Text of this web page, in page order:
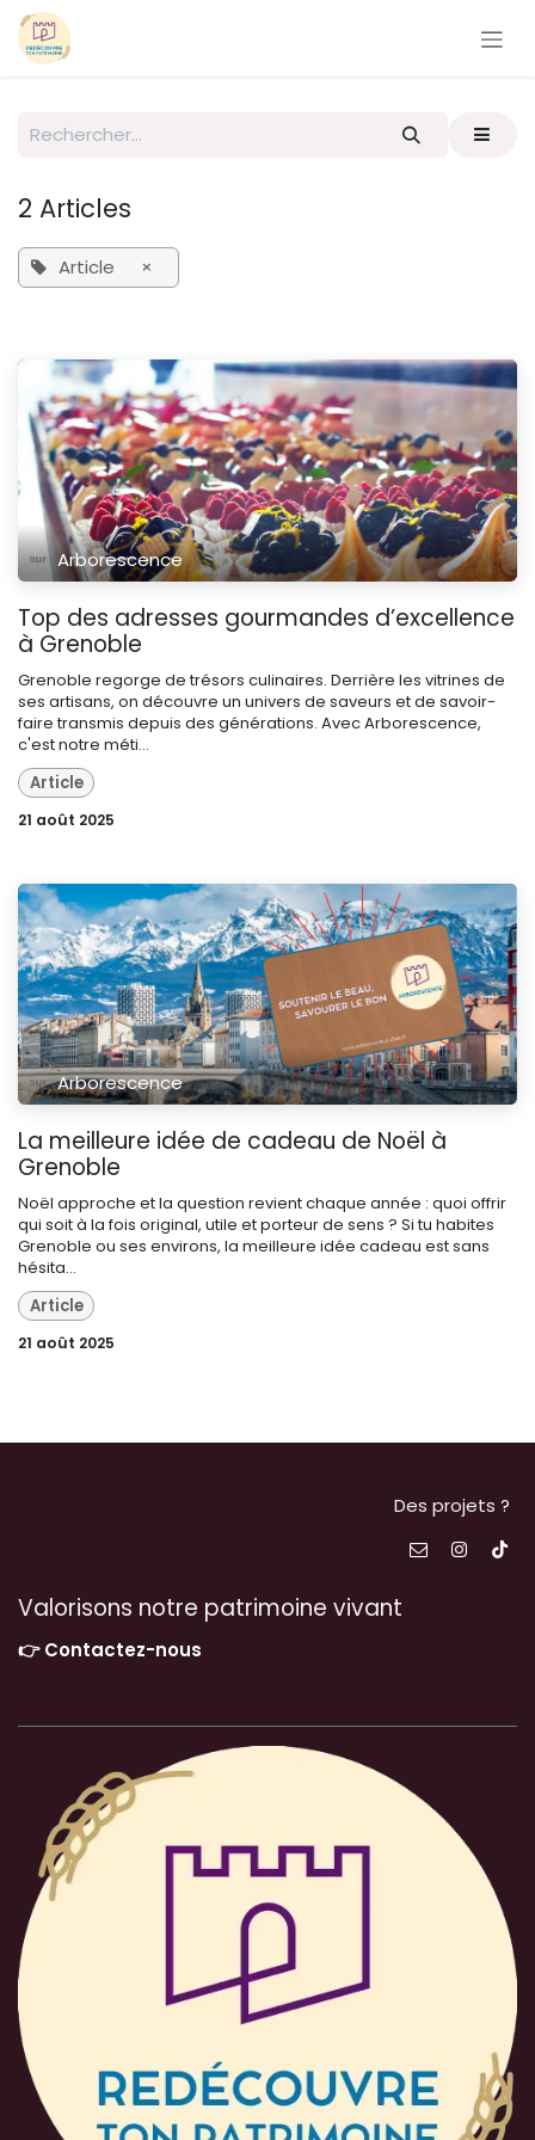
Se rendre au contenu
2 Articles
Article ×
Arborescence
Top des adresses gourmandes d’excellence
à Grenoble
Grenoble regorge de trésors culinaires. Derrière les vitrines de
ses artisans, on découvre un univers de saveurs et de savoir-
faire transmis depuis des générations. Avec Arborescence,
c'est notre méti...
Article
21 août 2025
Arborescence
La meilleure idée de cadeau de Noël à
Grenoble
Noël approche et la question revient chaque année : quoi offrir
qui soit à la fois original, utile et porteur de sens ? Si tu habites
Grenoble ou ses environs, la meilleure idée cadeau est sans
hésita...
Article
21 août 2025
Des projets ?
Valorisons notre patrimoine vivant
👉 Contactez-nous